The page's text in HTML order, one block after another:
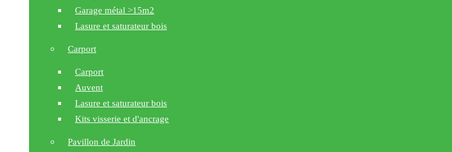
Garage métal >15m2
Lasure et saturateur bois
Carport
Carport
Auvent
Lasure et saturateur bois
Kits visserie et d'ancrage
Pavillon de Jardin